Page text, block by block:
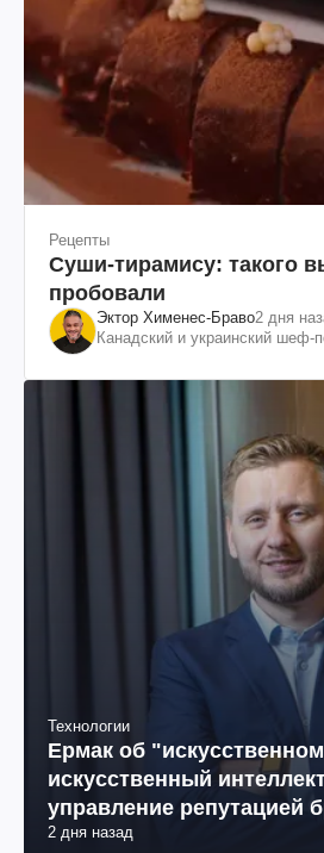
Рецепты
Суши-тирамису: такого
пробовали
Эктор Хименес-Браво2 дня
Канадский и украинский шеф-
Технологии
Ермак об
искусственный
управление репутацией
2 дня назад